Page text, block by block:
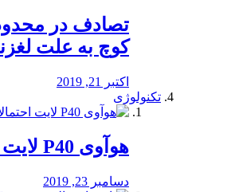
تصادف در
کوچ به علت
اکتبر 21, 2019
تکنولوژی
هوآوی P40 لایت احتمالا موبا
دسامبر 23, 2019